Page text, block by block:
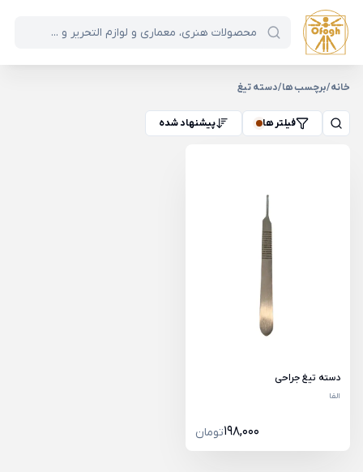
خانه/برچسب ها/دسته تیغ
فیلتر ها پیشنهاد شده
دسته تیغ جراحی
الفا
198,000تومان